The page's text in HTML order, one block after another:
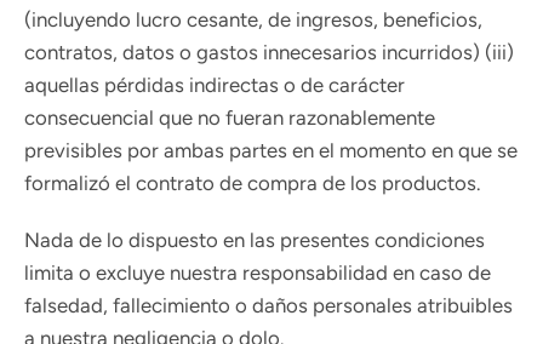
(incluyendo lucro cesante, de ingresos, beneficios,
contratos, datos o gastos innecesarios incurridos) (iii)
aquellas pérdidas indirectas o de carácter
consecuencial que no fueran razonablemente
previsibles por ambas partes en el momento en que se
formalizó el contrato de compra de los productos.
Nada de lo dispuesto en las presentes condiciones
limita o excluye nuestra responsabilidad en caso de
falsedad, fallecimiento o daños personales atribuibles
a nuestra negligencia o dolo.
Promociones, nuevos productos y ventas.
Directamente a tu bandeja de entrada.
SUSCRIBIRSE
Derechos de autor © 2026,Active ProResolve.
Tecnología de Shopify